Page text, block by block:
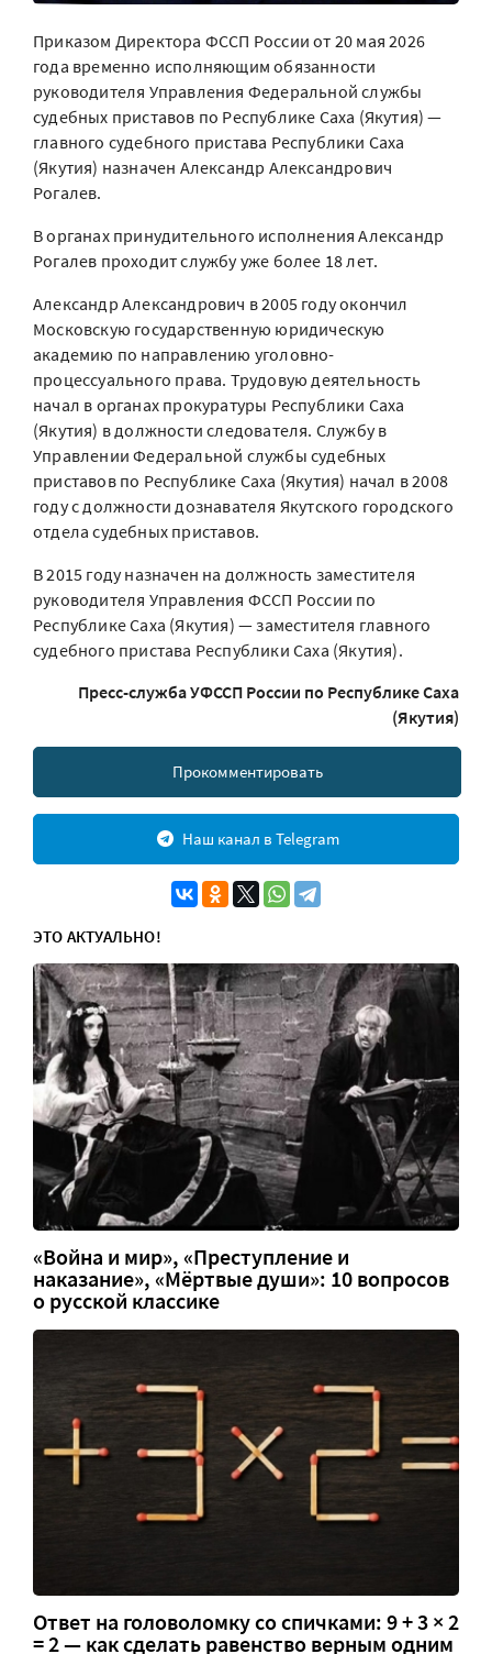
Приказом Директора ФССП России от 20 мая 2026
года временно исполняющим обязанности
руководителя Управления Федеральной службы
судебных приставов по Республике Саха (Якутия) —
главного судебного пристава Республики Саха
(Якутия) назначен Александр Александрович
Рогалев.
В органах принудительного исполнения Александр
Рогалев проходит службу уже более 18 лет.
Александр Александрович в 2005 году окончил
Московскую государственную юридическую
академию по направлению уголовно-
процессуального права. Трудовую деятельность
начал в органах прокуратуры Республики Саха
(Якутия) в должности следователя. Службу в
Управлении Федеральной службы судебных
приставов по Республике Саха (Якутия) начал в 2008
году с должности дознавателя Якутского городского
отдела судебных приставов.
В 2015 году назначен на должность заместителя
руководителя Управления ФССП России по
Республике Саха (Якутия) — заместителя главного
судебного пристава Республики Саха (Якутия).
Пресс-служба УФССП России по Республике Саха
(Якутия)
Прокомментировать
Наш канал в Telegram
ЭТО АКТУАЛЬНО!
«Война и мир», «Преступление и
наказание», «Мёртвые души»: 10 вопросов
о русской классике
Ответ на головоломку со спичками: 9 + 3 × 2
= 2 — как сделать равенство верным одним